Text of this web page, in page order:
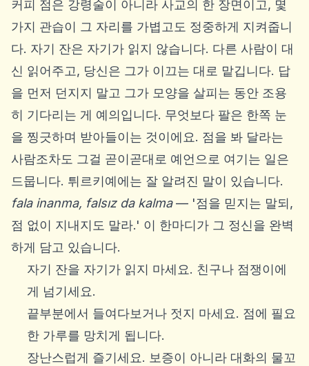
커피 점은 강령술이 아니라 사교의 한 장면이고, 몇
가지 관습이 그 자리를 가볍고도 정중하게 지켜줍니
다. 자기 잔은 자기가 읽지 않습니다. 다른 사람이 대
신 읽어주고, 당신은 그가 이끄는 대로 맡깁니다. 답
을 먼저 던지지 말고 그가 모양을 살피는 동안 조용
히 기다리는 게 예의입니다. 무엇보다 팔은 한쪽 눈
을 찡긋하며 받아들이는 것이에요. 점을 봐 달라는
사람조차도 그걸 곧이곧대로 예언으로 여기는 일은
드뭅니다. 튀르키예에는 잘 알려진 말이 있습니다.
fala inanma, falsız da kalma— '점을 믿지는 말되,
점 없이 지내지도 말라.' 이 한마디가 그 정신을 완벽
하게 담고 있습니다.
자기 잔을 자기가 읽지 마세요. 친구나 점쟁이에
게 넘기세요.
끝부분에서 들여다보거나 젓지 마세요. 점에 필요
한 가루를 망치게 됩니다.
장난스럽게 즐기세요. 보증이 아니라 대화의 물꼬